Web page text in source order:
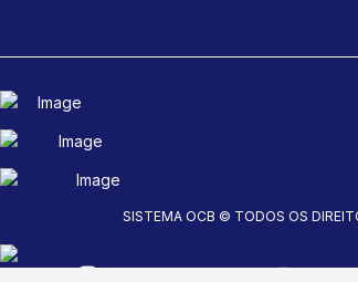
SISTEMA OCB © TODOS OS
fab fa-instagram fab